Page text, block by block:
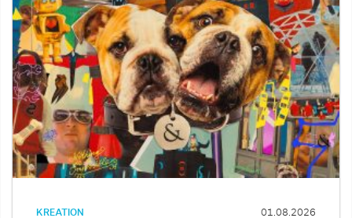
KREATION 01.08.2026